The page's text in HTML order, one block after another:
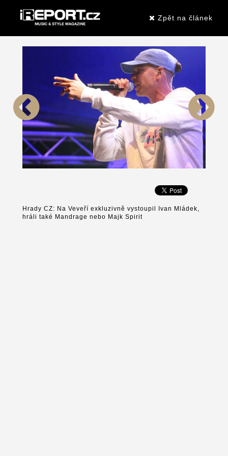
Zpět na článek
Hrady CZ: Na Veveří exkluzivně vystoupil Ivan Mládek,
hráli také Mandrage nebo Majk Spirit